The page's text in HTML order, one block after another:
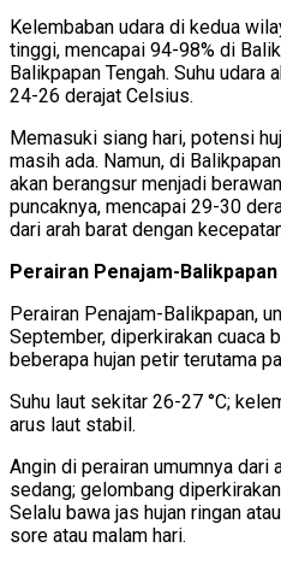
Kelembaban udara di kedua
tinggi, mencapai 94-98% di
Balikpapan Tengah. Suhu udara
24-26 derajat Celsius.
Memasuki siang hari, potensi
masih ada. Namun, di
akan berangsur menjadi
puncaknya, mencapai 29-30
dari arah barat dengan
Perairan Penajam-Balikpapan
Perairan Penajam-Balikpapan,
September, diperkirakan cuaca
beberapa hujan petir terutama
Suhu laut sekitar 26-27 °C;
arus laut stabil.
Angin di perairan umumnya dari
sedang; gelombang
Selalu bawa jas hujan ringan
sore atau malam hari.